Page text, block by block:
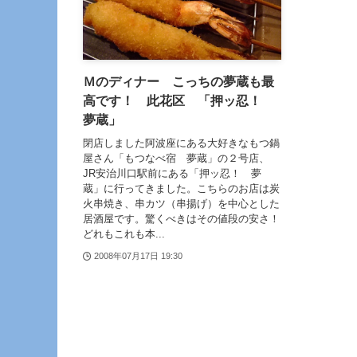
Ｍのディナー こっちの夢蔵も最
高です！ 此花区 「押ッ忍！
夢蔵」
閉店しました阿波座にある大好きなもつ鍋
屋さん「もつなべ宿 夢蔵」の２号店、
JR安治川口駅前にある「押ッ忍！ 夢
蔵」に行ってきました。こちらのお店は炭
火串焼き、串カツ（串揚げ）を中心とした
居酒屋です。驚くべきはその値段の安さ！
どれもこれも本...
2008年07月17日 19:30